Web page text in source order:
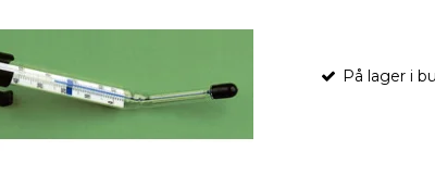
På lager i